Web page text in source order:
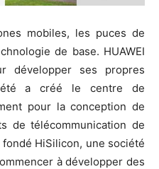
mobiles, les puces de
de base. HUAWEI
développer ses propres
a créé le centre de
pour la conception de
de télécommunication de
fondé HiSilicon, une société
à développer des